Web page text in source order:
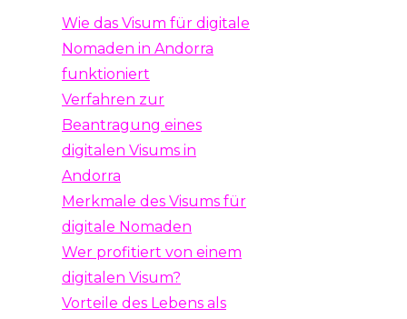
Wie das Visum für digitale
Nomaden in Andorra
funktioniert
Verfahren zur
Beantragung eines
digitalen Visums in
Andorra
Merkmale des Visums für
digitale Nomaden
Wer profitiert von einem
digitalen Visum?
Vorteile des Lebens als